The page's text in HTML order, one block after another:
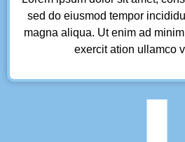
sed do eiusmod tempor
magna aliqua. Ut enim ad
exercit ation ullamco